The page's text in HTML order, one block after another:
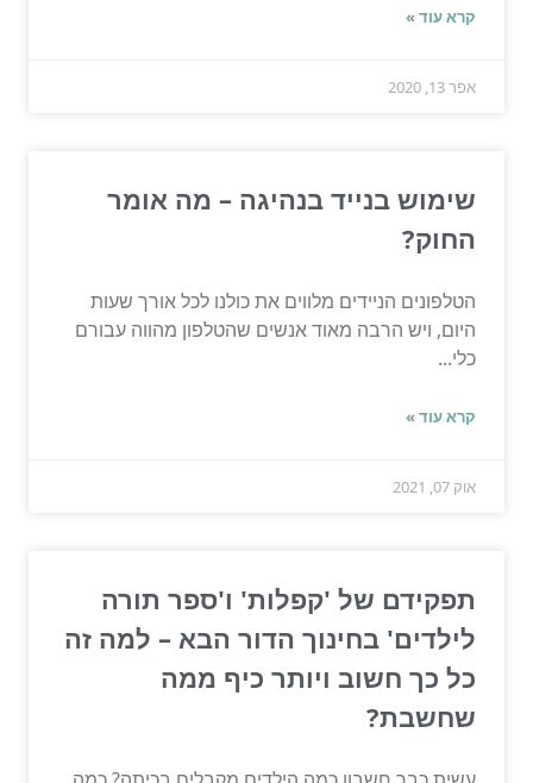
קרא עוד »
אפר 13, 2020
שימוש בנייד בנהיגה – מה אומר
החוק?
הטלפונים הניידים מלווים את כולנו לכל אורך שעות
היום, ויש הרבה מאוד אנשים שהטלפון מהווה עבורם
כלי...
קרא עוד »
אוק 07, 2021
תפקידם של 'קפלות' ו'ספר תורה
לילדים' בחינוך הדור הבא – למה זה
כל כך חשוב ויותר כיף ממה
שחשבת?